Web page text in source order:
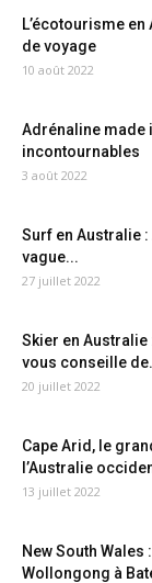
L’écotourisme
de voyage
10 août 2022
Adrénaline made
incontournables
3 août 2022
Surf en Australie
vague...
27 juillet 2022
Skier en Australie
vous conseille
20 juillet 2022
Cape Arid, le
l’Australie
13 juillet 2022
New South Wales
Wollongong à